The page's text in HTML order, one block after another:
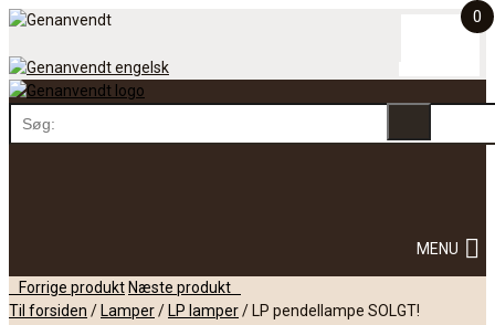
Skip
content
0
content
MENU
Post
navigation
Forrige produkt Næste produkt
Til forsiden / Lamper/ LP lamper/ LP pendellampe SOLGT!